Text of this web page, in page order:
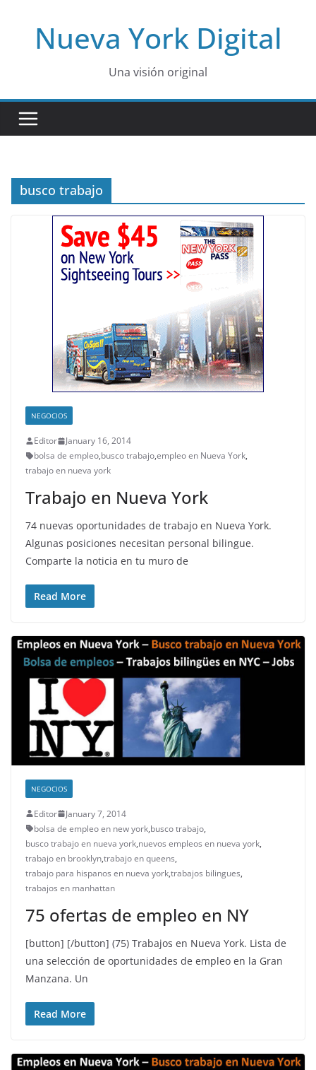
contentNueva York Digital
Una visión original
busco trabajo
NEGOCIOS
Editor
January 16, 2014
bolsa de empleo,busco trabajo,empleo en Nueva York,
trabajo en nueva york
Trabajo en Nueva York
74 nuevas oportunidades de trabajo en Nueva York.
Algunas posiciones necesitan personal bilingue.
Comparte la noticia en tu muro de
Read More
NEGOCIOS
Editor
January 7, 2014
bolsa de empleo en new york,busco trabajo,
busco trabajo en nueva york,nuevos empleos en nueva york,
trabajo en brooklyn,trabajo en queens,
trabajo para hispanos en nueva york,trabajos bilingues,
trabajos en manhattan
75 ofertas de empleo en NY
[button] [/button] (75) Trabajos en Nueva York. Lista de
una selección de oportunidades de empleo en la Gran
Manzana. Un
Read More